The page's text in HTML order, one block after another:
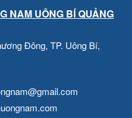
NAM UÔNG BÍ QUẢNG
Đông, TP. Uông Bí,